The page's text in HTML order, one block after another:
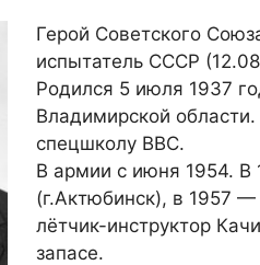
Герой Советского
испытатель СССР
Родился 5 июля 1937
Владимирской
спецшколу ВВС.
В армии с июня 1954.
(г.Актюбинск), в 1957
лётчик-инструктор
запасе.